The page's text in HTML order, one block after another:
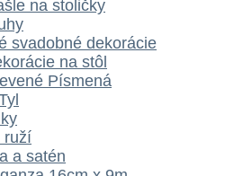
na stoličky
svadobné dekorácie
na stôl
Písmená
ruží
a satén